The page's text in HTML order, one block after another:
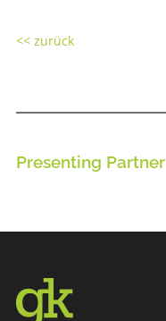
<< zurück
Presenting Partner